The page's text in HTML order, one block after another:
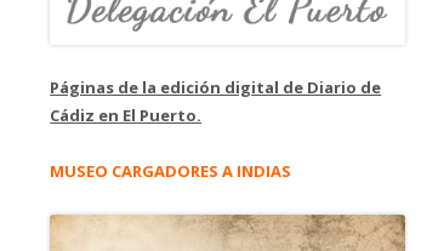
Páginas de la edición digital de Diario de
Cádiz en El Puerto.
MUSEO CARGADORES A INDIAS